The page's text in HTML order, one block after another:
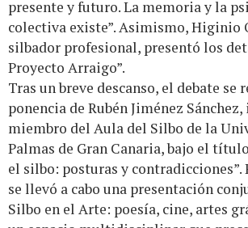
presente y futuro. La memoria y la
colectiva existe”. Asimismo, Higinio
silbador profesional, presentó los
Proyecto Arraigo”.
Tras un breve descanso, el debate se
ponencia de Rubén Jiménez
miembro del Aula del Silbo de la
Palmas de Gran Canaria, bajo el
el silbo: posturas y
se llevó a cabo una presentación
Silbo en el Arte: poesía, cine, artes